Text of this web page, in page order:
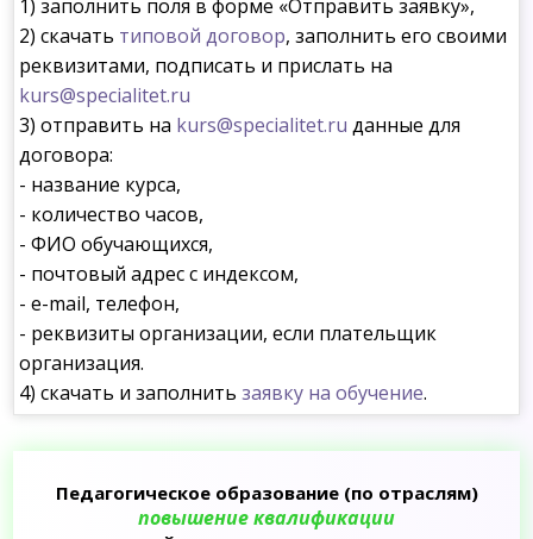
1) заполнить поля в форме «Отправить заявку»,
2) скачать типовой договор, заполнить его своими
реквизитами, подписать и прислать на
kurs@specialitet.ru
3) отправить на kurs@specialitet.ru данные для
договора:
- название курса,
- количество часов,
- ФИО обучающихся,
- почтовый адрес с индексом,
- e-mail, телефон,
- реквизиты организации, если плательщик
организация.
4) скачать и заполнитьзаявку на обучение.
Педагогическое образование (по отраслям)
повышение квалификации